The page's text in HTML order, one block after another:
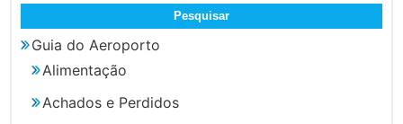
Guia do Aeroporto
Alimentação
Achados e Perdidos